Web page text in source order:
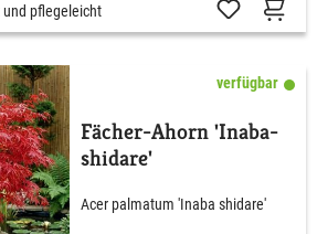
pflegeleicht
verfügbar
Fächer-Ahorn 'Inaba-
shidare'
Acer palmatum 'Inaba shidare'